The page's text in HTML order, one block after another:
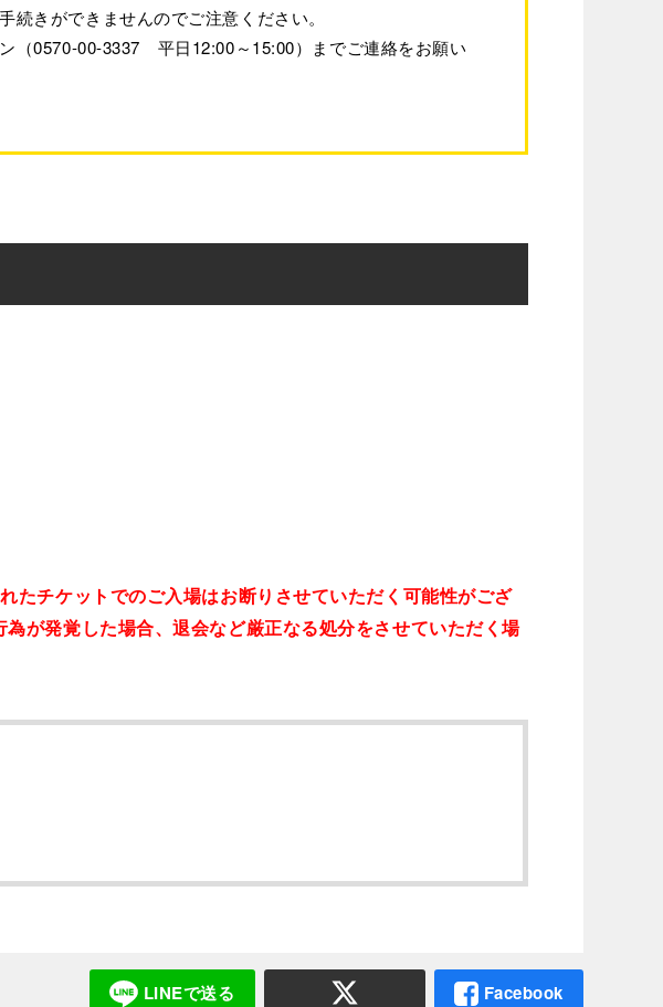
きができませんのでご注意ください。
（0570-00-3337 平日12:00～15:00）までご連絡をお願い
たチケットでのご入場はお断りさせていただく可能性がござ
が発覚した場合、退会など厳正なる処分をさせていただく場
LINEで送る Facebook